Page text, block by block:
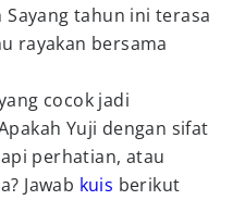
Sayang tahun ini terasa
rayakan bersama
cocok jadi
Yuji dengan sifat
perhatian, atau
Jawab kuis berikut